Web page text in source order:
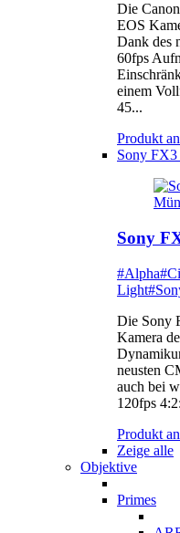
Die
EOS
Dank des
60fps
einem
45...
Produkt
Sony
Sony
#Alpha
Light
Die Sony
Kamera
neusten
auch bei
120fps
Produkt
Zeige alle
Objektive
Primes